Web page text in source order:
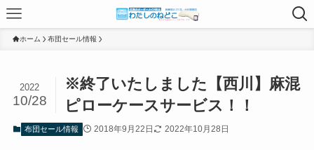
ホーム 布団セール情報
※終了いたしました【西川】麻混
ピローケースサービス！！
2022
10/28
布団セール情報 2018年9月22日 2022年10月28日